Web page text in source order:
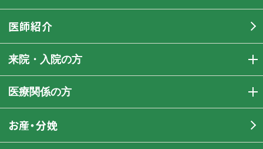
医師紹介
来院・入院の方
医療関係の方
お産・分娩